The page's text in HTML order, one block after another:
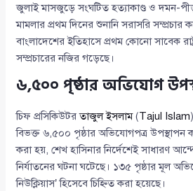
জুলাই মাসজুড়ে সংঘটিত হত্যাকাণ্ড ও দমন-
মামলার প্রথম দিনের শুনানি সরাসরি সম্প্রচার
বাংলাদেশের ইতিহাসে প্রথম কোনো সাবেক
সম্প্রচারের নজির গড়েছে।
৬,৫০০ পৃষ্ঠার অভিযোগ
চিফ প্রসিকিউটরতাজুল ইসলাম(Tajul Islam
বিভক্ত ৬,৫০০ পৃষ্ঠার অভিযোগপত্র উপস্থাপন
করা হয়, শেখ হাসিনার নির্দেশেই সাধারণ
নির্যাতনের ঘটনা ঘটেছে। ১৩৫ পৃষ্ঠার মূল
নিউক্লিয়াস’ হিসেবে চিহ্নিত করা হয়েছে।